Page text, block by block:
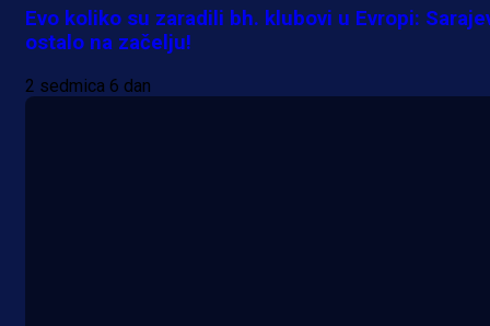
Evo koliko su zaradili bh. klubovi u Evropi:
ostalo na začelju!
2 sedmica 6 dan